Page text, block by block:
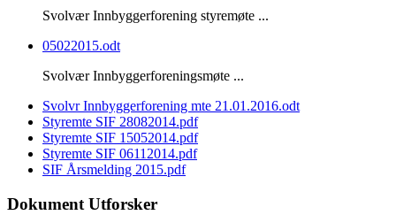
Svolvær Innbyggerforening styremøte ...
05022015.odt
Svolvær Innbyggerforeningsmøte ...
Svolvr Innbyggerforening mte 21.01.2016.odt
Styremte SIF 28082014.pdf
Styremte SIF 15052014.pdf
Styremte SIF 06112014.pdf
SIF Årsmelding 2015.pdf
Dokument Utforsker